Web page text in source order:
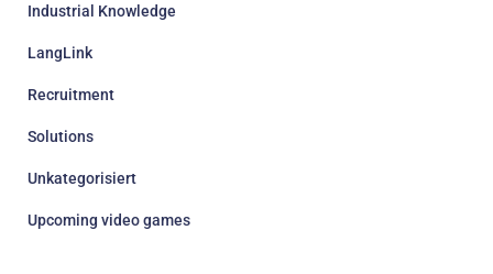
Industrial Knowledge
LangLink
Recruitment
Solutions
Unkategorisiert
Upcoming video games